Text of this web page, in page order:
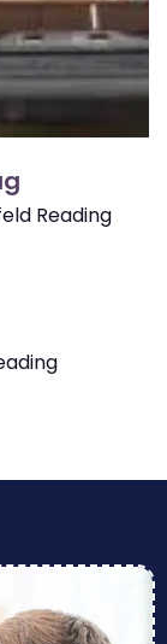
Reading